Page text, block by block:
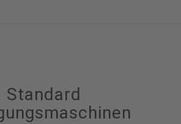
Standard